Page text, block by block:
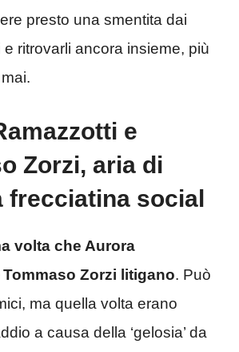
presto una smentita dai
ritrovarli ancora insieme, più
e
Zorzi, aria di
frecciatina social
volta che Aurora
Tommaso Zorzi litigano. Può
ma quella volta erano
a causa della ‘gelosia’ da